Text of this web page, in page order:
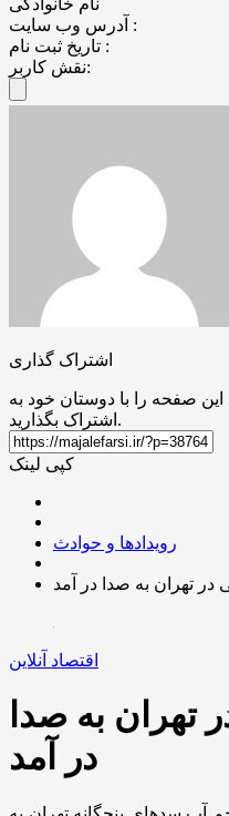
نام خانوادگی
آدرس وب سایت :
تاریخ ثبت نام :
نقش کاربر:
اشتراک گذاری
این صفحه را با دوستان خود به
اشتراک بگذارید.
کپی لینک
رویدادها و حوادث
در تهران به صدا در آمد
اقتصاد آنلاین
تهران به صدا
در آمد